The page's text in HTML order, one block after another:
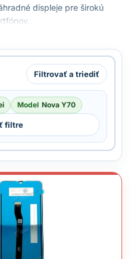
displeje pre širokú
Filtrovať a triediť
Model Nova Y70
filtre